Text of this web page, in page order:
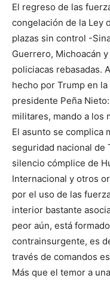
El regreso de las
congelación de la Ley
plazas sin control -
Guerrero, Michoacán
policiacas rebasadas.
hecho por Trump en
presidente Peña
militares, mando a los
El asunto se complica
seguridad nacional de
silencio cómplice de
Internacional y otros
por el uso de las
interior bastante
peor aún, está
contrainsurgente, es
través de comandos
Más que el temor a